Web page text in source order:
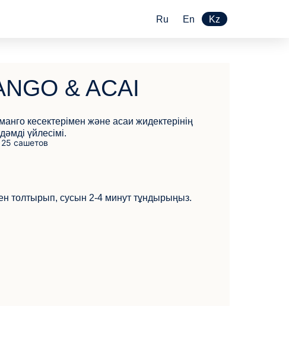
Ru En Kz
& ACAI
кесектерімен және асаи жидектерінің
үйлесімі.
толтырып, сусын 2-4 минут тұндырыңыз.